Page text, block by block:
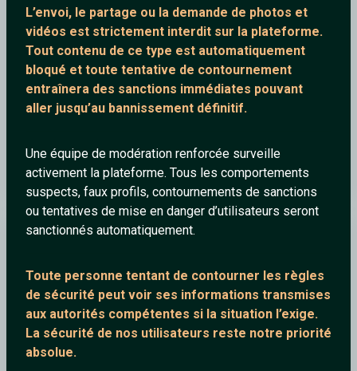
L’envoi, le partage ou la demande de photos et
vidéos est strictement interdit sur la plateforme.
Tout contenu de ce type est automatiquement
bloqué et toute tentative de contournement
entraînera des sanctions immédiates pouvant
aller jusqu’au bannissement définitif.
Une équipe de modération renforcée surveille
activement la plateforme. Tous les comportements
suspects, faux profils, contournements de sanctions
ou tentatives de mise en danger d’utilisateurs seront
sanctionnés automatiquement.
Toute personne tentant de contourner les règles
de sécurité peut voir ses informations transmises
aux autorités compétentes si la situation l’exige.
La sécurité de nos utilisateurs reste notre priorité
absolue.
Porta